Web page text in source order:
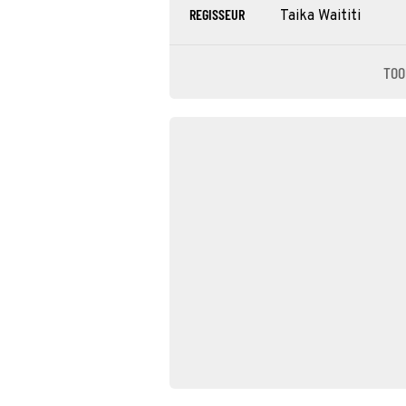
REGISSEUR Taika Waititi